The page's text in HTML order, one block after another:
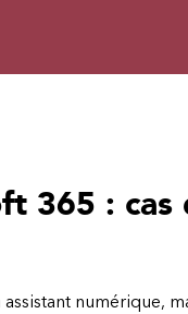
365 :
numérique,